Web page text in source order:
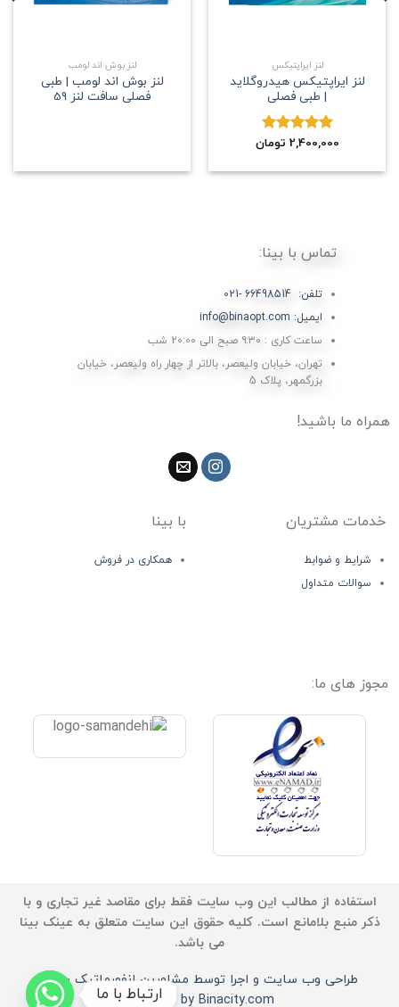
لنز ایراپتیکس
لنز ایراپتیکس هیدروگلاید
| طبی فصلی
نمره5.002,400,000 تومان
لنز بوش اند لومب
لنز بوش اند لومب | طبی
فصلی سافت لنز 59
تماس با بینا:
تلفن: 66498514 -021
ایمیل: info@binaopt.com
ساعت کاری : ۹:۳۰ صبح الی 20:00 شب
تهران، خیابان ولیعصر، بالاتر از چهار راه ولیعصر، خیابان
بزرگمهر، پلاک 5
همراه ما باشید!
خدمات مشتریان
شرایط و ضوابط
سوالات متداول
با بینا
همکاری در فروش
مجوز های ما:
استفاده از مطالب این وب سایت فقط برای مقاصد غیر تجاری و با
ذکر منبع بلامانع است. کلیه حقوق این سایت متعلق به عینک بینا
می باشد.
طراحی وب سایت و اجرا توسط مشاورین انفورماتیک بینا -
Powered by Binacity.com
ارتباط با ما